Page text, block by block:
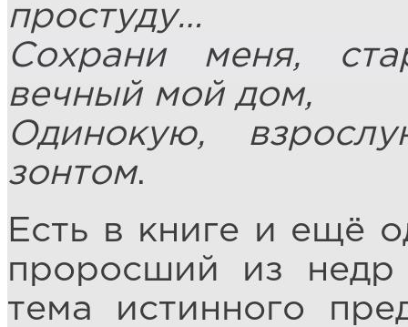
простуду…
Сохрани меня,
вечный мой дом,
Одинокую,
зонтом.
Есть в книге и ещё
проросший из недр
тема истинного